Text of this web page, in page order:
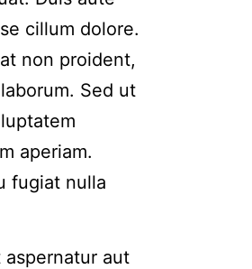
cillum dolore.
non proident,
Sed ut
aperiam.
fugiat nulla
aut